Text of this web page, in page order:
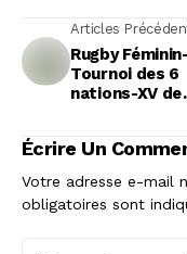
Articles
Rugby Féminin-
Tournoi des 6
nations-XV de
Tournoi
Écrire Un
Votre adresse e-mail
obligatoires sont